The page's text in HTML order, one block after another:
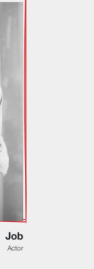
Job
Actor